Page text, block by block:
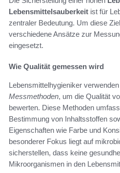
Lebensmittelsauberkeit ist für
zentraler Bedeutung. Um diese
verschiedene Ansätze zur
eingesetzt.
Wie Qualität gemessen wird
Lebensmittelhygieniker
Messmethoden, um die Qualität
bewerten. Diese Methoden
Bestimmung von Inhaltsstoffen
Eigenschaften wie Farbe und
besonderer Fokus liegt auf
sicherstellen, dass keine
Mikroorganismen in den